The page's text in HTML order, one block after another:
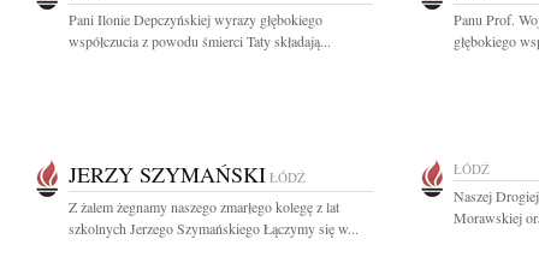
Pani Ilonie Depczyńskiej wyrazy głębokiego
współczucia z powodu śmierci Taty składają...
Panu Prof.
głębokiego
JERZY SZYMAŃSKI ŁÓDŹ
Z żalem żegnamy naszego zmarłego kolegę z lat
szkolnych Jerzego Szymańskiego Łączymy się w...
ŁÓDŹ
Naszej
Morawskiej